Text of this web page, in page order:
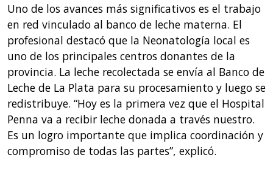
Uno de los avances más significativos es el trabajo
en red vinculado al banco de leche materna. El
profesional destacó que la Neonatología local es
uno de los principales centros donantes de la
provincia. La leche recolectada se envía al Banco de
Leche de La Plata para su procesamiento y luego se
redistribuye. “Hoy es la primera vez que el Hospital
Penna va a recibir leche donada a través nuestro.
Es un logro importante que implica coordinación y
compromiso de todas las partes”, explicó.